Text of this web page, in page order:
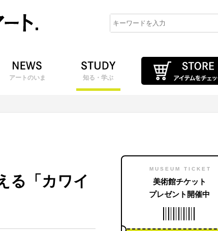
アートのいま 知る・学ぶ
る「カワイ
MUSEUM TICKET
美術館チケット
プレゼント開催中